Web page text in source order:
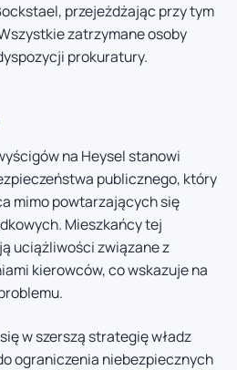
przejeżdżając przy tym
zatrzymane osoby
prokuratury.
na Heysel stanowi
publicznego, który
mimo powtarzających się
Mieszkańcy tej
uciążliwości związane z
kierowców, co wskazuje na
w szerszą strategię władz
ograniczenia niebezpiecznych